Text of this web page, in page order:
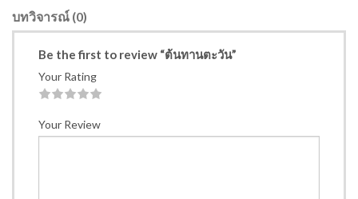
บทวิจารณ์ (0)
Be the first to review “ต้นทานตะวัน”
Your Rating
Your Review